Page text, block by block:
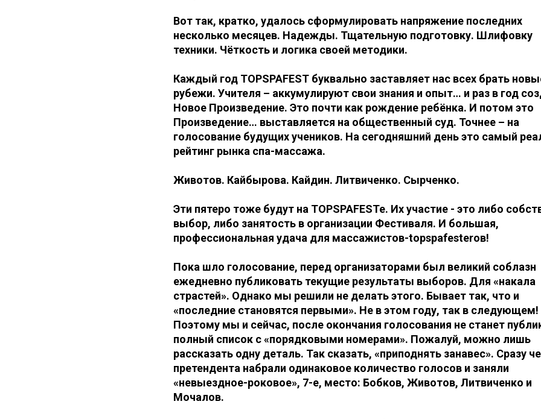
Вот так, кратко, удалось сформулировать напряжение последних
несколько месяцев. Надежды. Тщательную подготовку. Шлифовку
техники. Чёткость и логика своей методики.
Каждый год TOPSPAFEST буквально заставляет нас всех брать
рубежи. Учителя – аккумулируют свои знания и опыт… и раз в год
Новое Произведение. Это почти как рождение ребёнка. И потом это
Произведение… выставляется на общественный суд. Точнее – на
голосование будущих учеников. На сегодняшний день это самый
рейтинг рынка спа-массажа.
Животов. Кайбырова. Кайдин. Литвиченко. Сырченко.
Эти пятеро тоже будут на TOPSPAFESTe. Их участие - это либо
выбор, либо занятость в организации Фестиваля. И большая,
профессиональная удача для массажистов-topspafesterов!
Пока шло голосование, перед организаторами был великий соблазн
ежедневно публиковать текущие результаты выборов. Для «накала
страстей». Однако мы решили не делать этого. Бывает так, что и
«последние становятся первыми». Не в этом году, так в следующем!
Поэтому мы и сейчас, после окончания голосования не станет
полный список с «порядковыми номерами». Пожалуй, можно лишь
рассказать одну деталь. Так сказать, «приподнять занавес». Сразу
претендента набрали одинаковое количество голосов и заняли
«невыездное-роковое», 7-е, место: Бобков, Животов, Литвиченко и
Мочалов.